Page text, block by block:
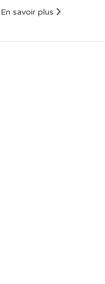
En savoir plus